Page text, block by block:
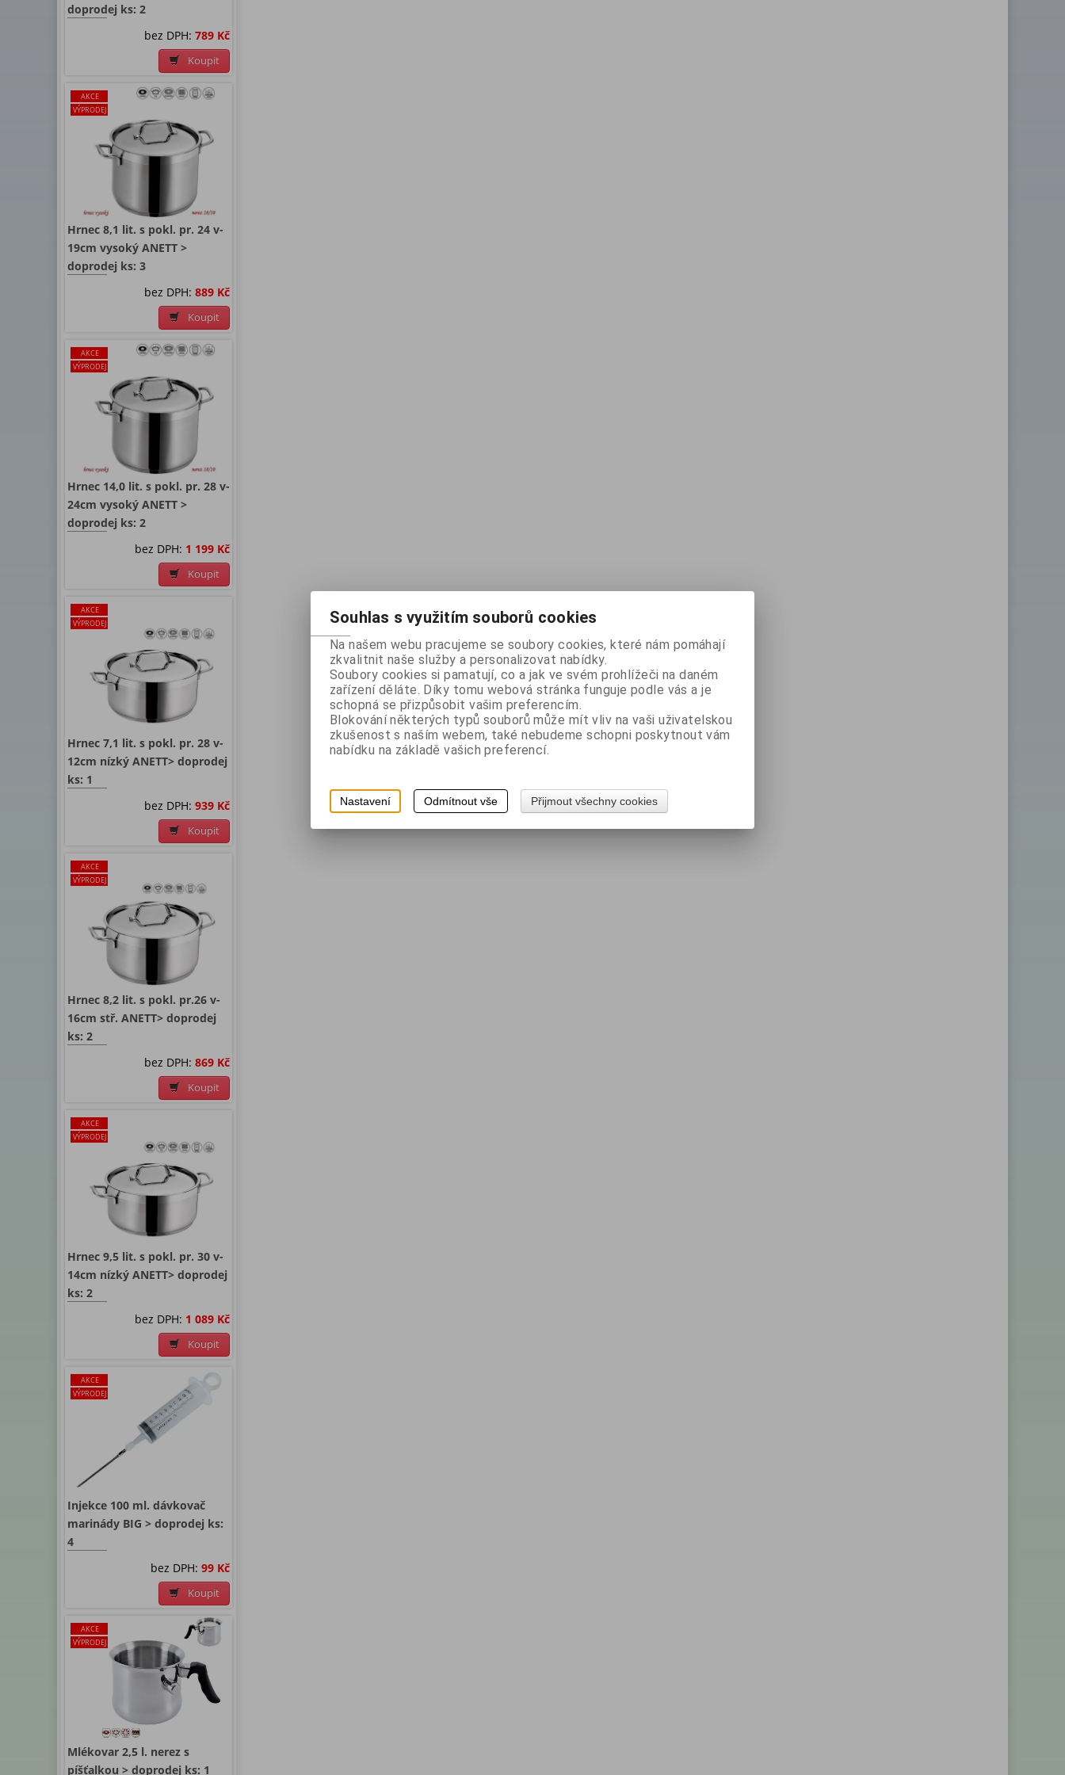
doprodej ks: 2
bez DPH: 789 Kč
Koupit
AKCE
VÝPRODEJ
Hrnec 8,1 lit. s pokl. pr. 24 v-
19cm vysoký ANETT >
doprodej ks: 3
bez DPH: 889 Kč
Koupit
AKCE
VÝPRODEJ
Hrnec 14,0 lit. s pokl. pr. 28 v-
24cm vysoký ANETT >
doprodej ks: 2
bez DPH: 1 199 Kč
Koupit
AKCE
VÝPRODEJ
Hrnec 7,1 lit. s pokl. pr. 28 v-
12cm nízký ANETT> doprodej
ks: 1
bez DPH: 939 Kč
Koupit
AKCE
VÝPRODEJ
Hrnec 8,2 lit. s pokl. pr.26 v-
16cm stř. ANETT> doprodej
ks: 2
bez DPH: 869 Kč
Koupit
AKCE
VÝPRODEJ
Hrnec 9,5 lit. s pokl. pr. 30 v-
14cm nízký ANETT> doprodej
ks: 2
bez DPH: 1 089 Kč
Koupit
AKCE
VÝPRODEJ
Injekce 100 ml. dávkovač
marinády BIG > doprodej ks:
4
bez DPH: 99 Kč
Koupit
AKCE
VÝPRODEJ
Mlékovar 2,5 l. nerez s
píšťalkou > doprodej ks: 1
Souhlas s využitím souborů cookies
Na našem webu pracujeme se soubory cookies, které nám pomáhají
zkvalitnit naše služby a personalizovat nabídky.
Soubory cookies si pamatují, co a jak ve svém prohlížeči na daném
zařízení děláte. Díky tomu webová stránka funguje podle vás a je
schopná se přizpůsobit vašim preferencím.
Blokování některých typů souborů může mít vliv na vaši uživatelskou
zkušenost s naším webem, také nebudeme schopni poskytnout vám
nabídku na základě vašich preferencí.
Nastavení Odmítnout vše Přijmout všechny cookies